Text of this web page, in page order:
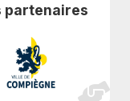
partenaires